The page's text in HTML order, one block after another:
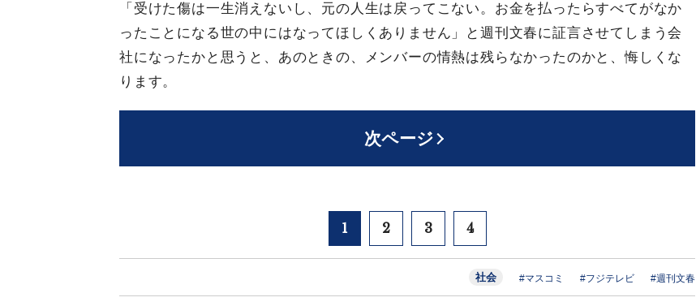
「受けた傷は一生消えないし、元の人生は戻ってこない。お金を払ったらすべてがなか
ったことになる世の中にはなってほしくありません」と週刊文春に証言させてしまう会
社になったかと思うと、あのときの、メンバーの情熱は残らなかったのかと、悔しくな
ります。
次ページ
1 2 3 4
社会 #マスコミ #フジテレビ #週刊文春